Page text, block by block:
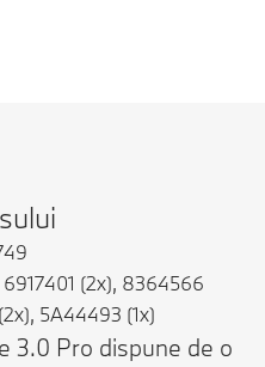
(2x), 8364566
5A44493 (1x)
3.0 Pro dispune de o